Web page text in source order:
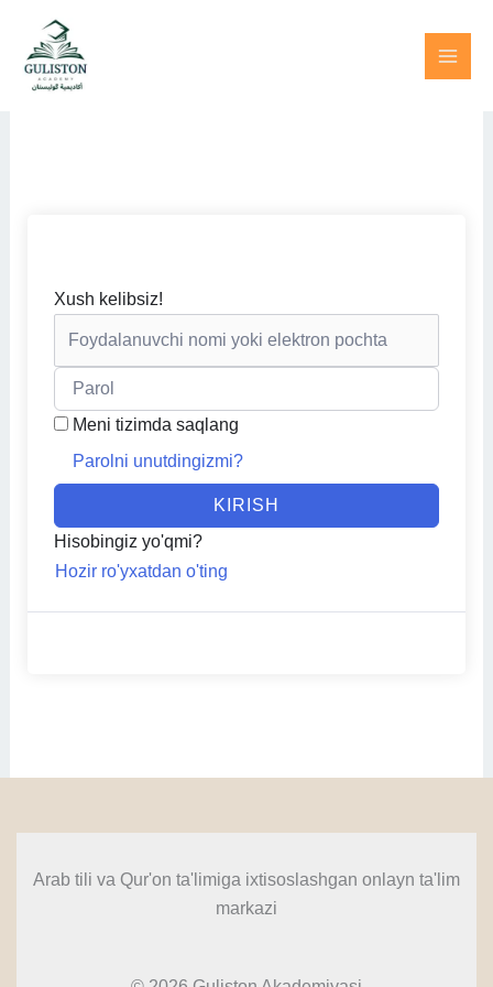
content
Xush kelibsiz!
Meni tizimda saqlang
Parolni unutdingizmi?
KIRISH
Hisobingiz yo'qmi?
Hozir ro'yxatdan o'ting
Arab tili va Qur'on ta'limiga ixtisoslashgan onlayn ta'lim
markazi